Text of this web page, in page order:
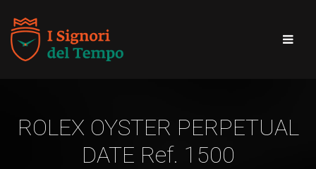
ROLEX OYSTER PERPETUAL
DATE Ref. 1500